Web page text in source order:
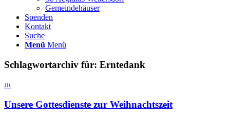
Gemeindehäuser
Spenden
Kontakt
Suche
Menü Menü
Schlagwortarchiv für: Erntedank
JR
Unsere Gottesdienste zur Weihnachtszeit